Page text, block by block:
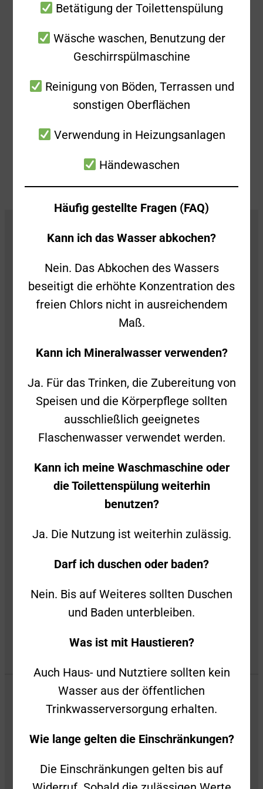
Rücksprache mit dem zuständigen
Stadtjäger war keine weitere Tätigkeit
notwendig.
Zurück Alle Beiträge anzeigenWeiter
Freiwillige Feuerwehr Süßen
73079 Süßen
Folge uns auch gerne auf Social Media!
Kontakt
Privatsphäre-Historie
Betätigung der Toilettenspülung
Wäsche waschen, Benutzung der
Geschirrspülmaschine
Reinigung von Böden, Terrassen und
sonstigen Oberflächen
Verwendung in Heizungsanlagen
Händewaschen
Häufig gestellte Fragen (FAQ)
Kann ich das Wasser abkochen?
Nein. Das Abkochen des Wassers
beseitigt die erhöhte Konzentration des
freien Chlors nicht in ausreichendem
Maß.
Kann ich Mineralwasser verwenden?
Ja. Für das Trinken, die Zubereitung von
Speisen und die Körperpflege sollten
ausschließlich geeignetes
Flaschenwasser verwendet werden.
Kann ich meine Waschmaschine oder
die Toilettenspülung weiterhin
benutzen?
Ja. Die Nutzung ist weiterhin zulässig.
Darf ich duschen oder baden?
Nein. Bis auf Weiteres sollten Duschen
und Baden unterbleiben.
Was ist mit Haustieren?
Auch Haus- und Nutztiere sollten kein
Wasser aus der öffentlichen
Trinkwasserversorgung erhalten.
Wie lange gelten die Einschränkungen?
Die Einschränkungen gelten bis auf